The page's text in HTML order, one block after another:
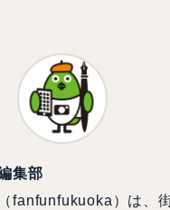
集部
fanfunfukuoka）は、